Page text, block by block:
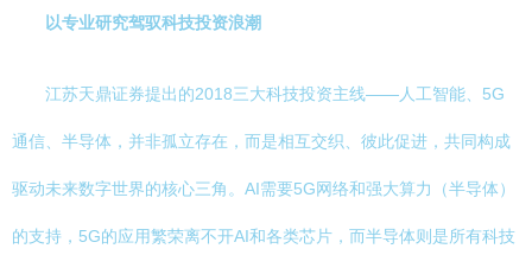
以专业研究驾驭科技投资浪潮
江苏天鼎证券提出的2018三大科技投资主线——人工智能、5G
通信、半导体，并非孤立存在，而是相互交织、彼此促进，共同构成
驱动未来数字世界的核心三角。AI需要5G网络和强大算力（半导体）
的支持，5G的应用繁荣离不开AI和各类芯片，而半导体则是所有科技